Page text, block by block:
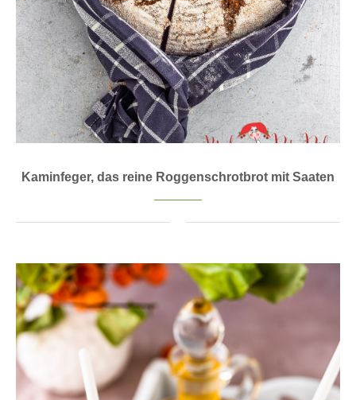
Kaminfeger, das reine Roggenschrotbrot mit Saaten